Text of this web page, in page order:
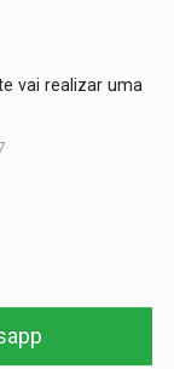
vai realizar uma